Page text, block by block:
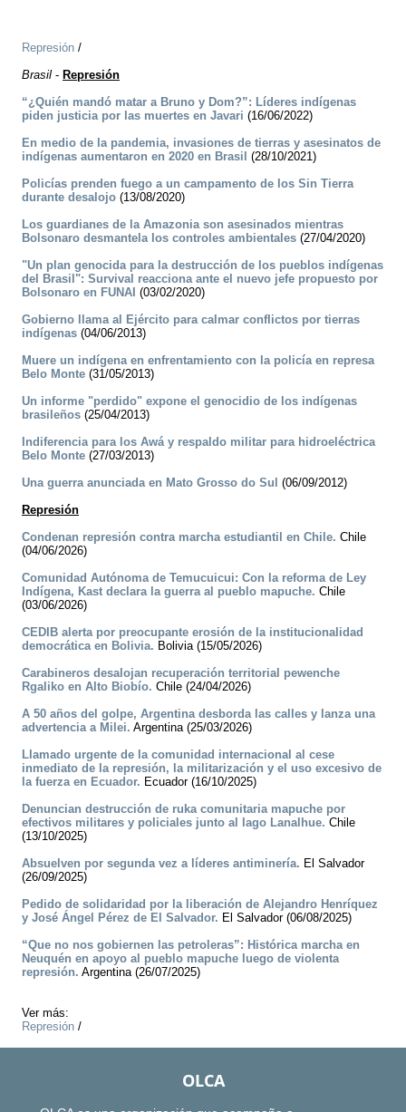
Represión /
Brasil - Represión
“¿Quién mandó matar a Bruno y Dom?”: Líderes indígenas
piden justicia por las muertes en Javari (16/06/2022)
En medio de la pandemia, invasiones de tierras y asesinatos de
indígenas aumentaron en 2020 en Brasil (28/10/2021)
Policías prenden fuego a un campamento de los Sin Tierra
durante desalojo (13/08/2020)
Los guardianes de la Amazonia son asesinados mientras
Bolsonaro desmantela los controles ambientales (27/04/2020)
"Un plan genocida para la destrucción de los pueblos indígenas
del Brasil": Survival reacciona ante el nuevo jefe propuesto por
Bolsonaro en FUNAI (03/02/2020)
Gobierno llama al Ejército para calmar conflictos por tierras
indígenas (04/06/2013)
Muere un indígena en enfrentamiento con la policía en represa
Belo Monte (31/05/2013)
Un informe "perdido" expone el genocidio de los indígenas
brasileños (25/04/2013)
Indiferencia para los Awá y respaldo militar para hidroeléctrica
Belo Monte (27/03/2013)
Una guerra anunciada en Mato Grosso do Sul (06/09/2012)
Represión
Condenan represión contra marcha estudiantil en Chile. Chile
(04/06/2026)
Comunidad Autónoma de Temucuicui: Con la reforma de Ley
Indígena, Kast declara la guerra al pueblo mapuche. Chile
(03/06/2026)
CEDIB alerta por preocupante erosión de la institucionalidad
democrática en Bolivia. Bolivia (15/05/2026)
Carabineros desalojan recuperación territorial pewenche
Rgaliko en Alto Biobío. Chile (24/04/2026)
A 50 años del golpe, Argentina desborda las calles y lanza una
advertencia a Milei. Argentina (25/03/2026)
Llamado urgente de la comunidad internacional al cese
inmediato de la represión, la militarización y el uso excesivo de
la fuerza en Ecuador. Ecuador (16/10/2025)
Denuncian destrucción de ruka comunitaria mapuche por
efectivos militares y policiales junto al lago Lanalhue. Chile
(13/10/2025)
Absuelven por segunda vez a líderes antiminería. El Salvador
(26/09/2025)
Pedido de solidaridad por la liberación de Alejandro Henríquez
y José Ángel Pérez de El Salvador. El Salvador (06/08/2025)
“Que no nos gobiernen las petroleras”: Histórica marcha en
Neuquén en apoyo al pueblo mapuche luego de violenta
represión. Argentina (26/07/2025)
Ver más:
Represión /
OLCA